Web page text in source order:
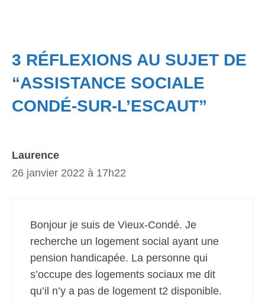
3 RÉFLEXIONS AU SUJET DE
“ASSISTANCE SOCIALE
CONDÉ-SUR-L’ESCAUT”
Laurence
26 janvier 2022 à 17h22
Bonjour je suis de Vieux-Condé. Je
recherche un logement social ayant une
pension handicapée. La personne qui
s’occupe des logements sociaux me dit
qu’il n’y a pas de logement t2 disponible.